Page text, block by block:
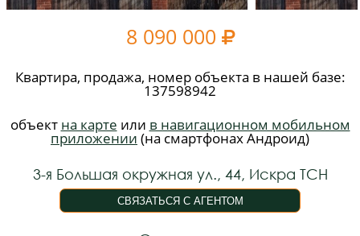
8 090 000 
Квартира, продажа, номер объекта в нашей базе:
137598942
объект на карте или в навигационном мобильном
приложении (на смартфонах Андроид)
3-я Большая окружная ул., 44, Искра ТСН